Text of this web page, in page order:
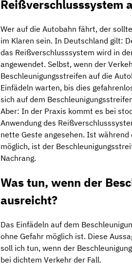
Reißverschlusssystem
Wer auf die Autobahn fährt, der
im Klaren sein. In Deutschland gilt:
das Reißverschlusssystem wird in
angewendet. Selbst, wenn der
Beschleunigungsstreifen auf die
Einfädeln warten, bis dies
sich auf dem
Aber: In der Praxis kommt es bei
Anwendung des
nette Geste angesehen. Ist
möglich, ist der
Nachrang.
Was tun, wenn der
ausreicht?
Das Einfädeln auf dem
ohne Gefahr möglich ist. Diese
soll ich tun, wenn der
bei dichtem Verkehr der Fall.